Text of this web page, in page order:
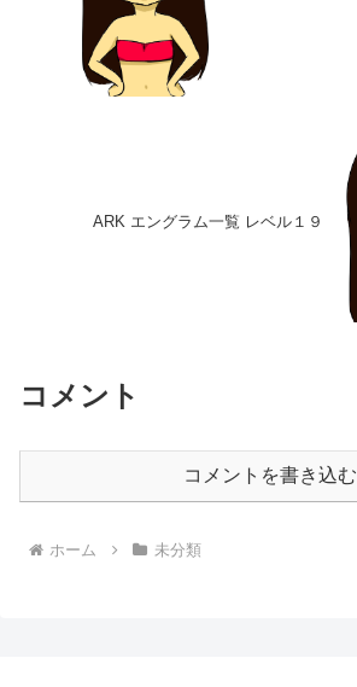
ARK エングラム一覧 レベル１９
コメント
コメントを書き込む
ホーム 未分類